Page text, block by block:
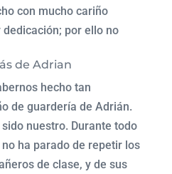
con mucho cariño
por ello no
de Adrian
hecho tan
de guardería de Adrián.
nuestro. Durante todo
ha parado de repetir los
de clase, y de sus